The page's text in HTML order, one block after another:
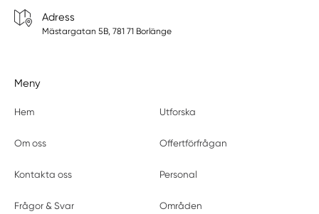
Adress
Mästargatan 5B, 781 71 Borlänge
Meny
Hem Utforska
Om oss Offertförfrågan
Kontakta oss Personal
Frågor & Svar Områden